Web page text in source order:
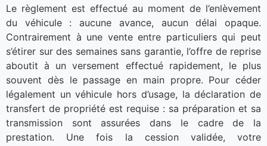
Le règlement est effectué au moment de l’enlèvement
du véhicule : aucune avance, aucun délai opaque.
Contrairement à une vente entre particuliers qui peut
s’étirer sur des semaines sans garantie, l’offre de reprise
aboutit à un versement effectué rapidement, le plus
souvent dès le passage en main propre. Pour céder
légalement un véhicule hors d’usage, la déclaration de
transfert de propriété est requise : sa préparation et sa
transmission sont assurées dans le cadre de la
prestation. Une fois la cession validée, votre